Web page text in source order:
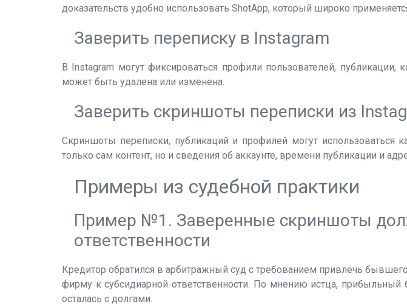
доказательств удобно использовать ShotApp, который широко
Заверить переписку в Instagram
В Instagram могут фиксироваться профили пользователей,
может быть удалена или изменена.
Заверить скриншоты переписки из
Скриншоты переписки, публикаций и профилей могут использоваться
только сам контент, но и сведения об аккаунте, времени публикации и
Примеры из судебной практики
Пример №1. Заверенные скриншоты
ответственности
Кредитор обратился в арбитражный суд с требованием привлечь
фирму к субсидиарной ответственности. По мнению истца,
осталась с долгами.